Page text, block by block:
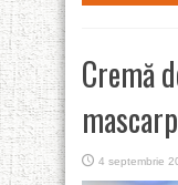
Cremă
4 septembrie